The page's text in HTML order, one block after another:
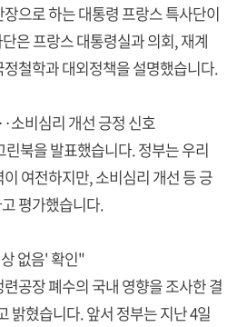
으로 하는 대통령 프랑스 특사단이
은 프랑스 대통령실과 의회, 재계
철학과 대외정책을 설명했습니다.
소비심리 개선 긍정 신호
북을 발표했습니다. 정부는 우리
여전하지만, 소비심리 개선 등 긍
평가했습니다.
없음' 확인"
공장 폐수의 국내 영향을 조사한 결
밝혔습니다. 앞서 정부는 지난 4일